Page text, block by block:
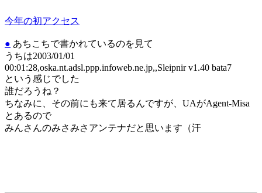
今年の初アクセス
● あちこちで書かれているのを見て
うちは2003/01/01
00:01:28,oska.nt.adsl.ppp.infoweb.ne.jp,,Sleipnir v1.40 bata7
という感じでした
誰だろうね？
ちなみに、その前にも来て居るんですが、UAがAgent-Misa
とあるので
みんさんのみさみさアンテナだと思います（汗